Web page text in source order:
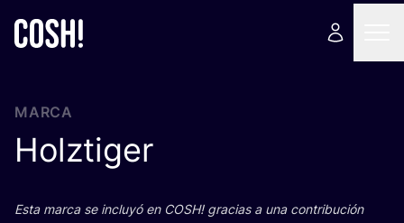
MARCA
Holztiger
Esta mar­ca se inclu­yó en COSH! gra­cias a una con­tri­bu­ción